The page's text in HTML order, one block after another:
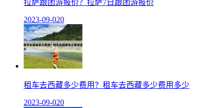
拉萨跟团游报价？拉萨7日跟团游报价
2023-09-020
租车去西藏多少费用？租车去西藏多少费用多少
2023-09-020